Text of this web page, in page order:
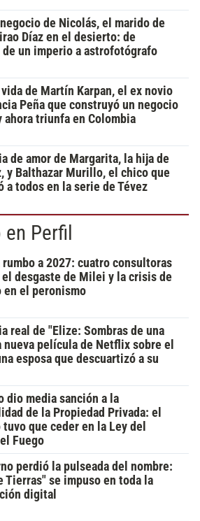
de Nicolás, el marido de
Díaz en el desierto: de
de un imperio a astrofotógrafo
vida de Martín Karpan, el ex novio
Peña que construyó un negocio
ahora triunfa en Colombia
de amor de Margarita, la hija de
y Balthazar Murillo, el chico que
a todos en la serie de Tévez
Perfil
rumbo a 2027: cuatro consultoras
desgaste de Milei y la crisis de
en el peronismo
real de "Elize: Sombras de una
nueva película de Netflix sobre el
esposa que descuartizó a su
dio media sanción a la
de la Propiedad Privada: el
que ceder en la Ley del
Fuego
perdió la pulseada del nombre:
Tierras" se impuso en toda la
digital